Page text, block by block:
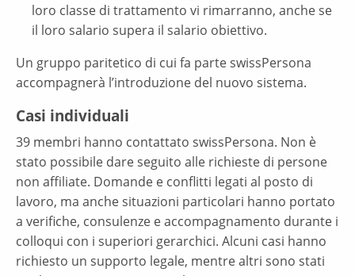
loro classe di trattamento vi rimarranno, anche se
il loro salario supera il salario obiettivo.
Un gruppo paritetico di cui fa parte swissPersona
accompagnerà l’introduzione del nuovo sistema.
Casi individuali
39 membri hanno contattato swissPersona. Non è
stato possibile dare seguito alle richieste di persone
non affiliate. Domande e conflitti legati al posto di
lavoro, ma anche situazioni particolari hanno portato
a verifiche, consulenze e accompagnamento durante i
colloqui con i superiori gerarchici. Alcuni casi hanno
richiesto un supporto legale, mentre altri sono stati